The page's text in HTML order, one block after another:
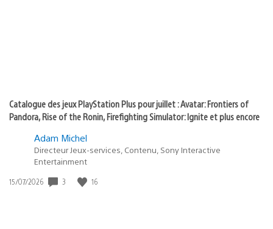
Catalogue des jeux PlayStation Plus pour juillet : Avatar: Frontiers of
Pandora, Rise of the Ronin, Firefighting Simulator: Ignite et plus encore
Adam Michel
Directeur Jeux-services, Contenu, Sony Interactive
Entertainment
Date
15/07/2026 3 16